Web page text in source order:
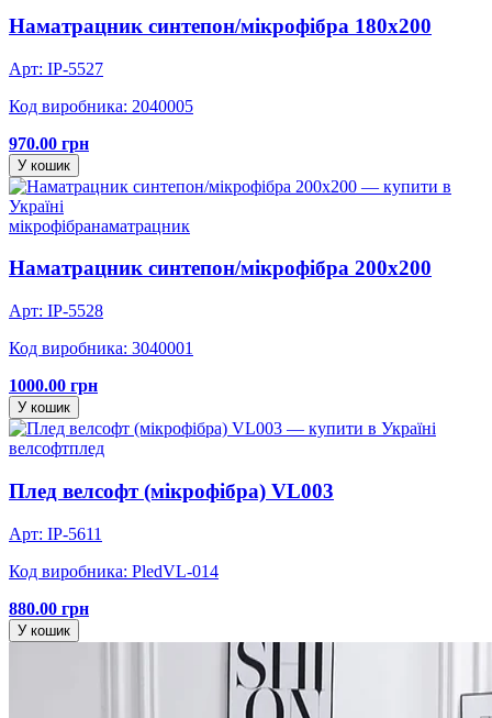
Наматрацник синтепон/мікрофібра 180х200
Арт: IP-5527
Код виробника: 2040005
970.00 грн
У кошик
мікрофібранаматрацник
Наматрацник синтепон/мікрофібра 200х200
Арт: IP-5528
Код виробника: 3040001
1000.00 грн
У кошик
велсофтплед
Плед велсофт (мікрофібра) VL003
Арт: IP-5611
Код виробника: PledVL-014
880.00 грн
У кошик